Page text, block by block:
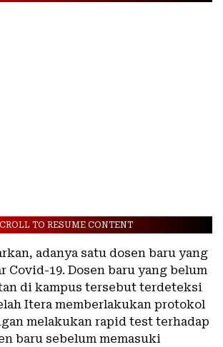
TO RESUME CONTENT
adanya satu dosen baru yang
Covid-19. Dosen baru yang belum
di kampus tersebut terdeteksi
Itera memberlakukan protokol
melakukan rapid test terhadap
baru sebelum memasuki